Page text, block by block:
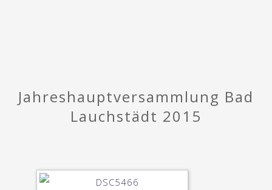
Jahreshauptversammlung Bad
Lauchstädt 2015